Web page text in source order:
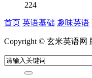
224
首页 英语基础 趣味英语
Copyright © 玄米英语网